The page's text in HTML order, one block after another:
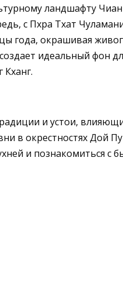
ландшафту
с Пхра Тхат
года, окрашивая
идеальный фон
и устои,
в окрестностях Дой
и познакомиться с